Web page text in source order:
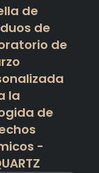
de
de
de
la
de
-